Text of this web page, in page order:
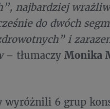
najbardziej
do dwóch
i
– tłumaczy Monika
wyróżnili 6 grup